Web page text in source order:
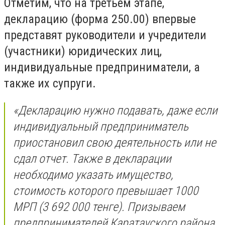
Отметим, что на третьем этапе,
декларацию (форма 250.00) впервые
представят руководители и учредители
(участники) юридических лиц,
индивидуальные предприниматели, а
также их супруги.
«Декларацию нужно подавать, даже если
индивидуальный предприниматель
приостановил свою деятельность или не
сдал отчет. Также в декларации
необходимо указать имущество,
стоимость которого превышает 1000
МРП (3 692 000 тенге). Призываем